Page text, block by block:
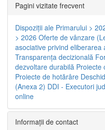
Pagini vizitate frecvent
Dispoziţii ale Primarului >
> 2026 Oferte de vânzare
asociative privind
Transparenţa decizională
dezvoltare durabilă Proiecte
Proiecte de hotărâre
(Anexa 2) DDI - Executori
online
Informaţii de contact